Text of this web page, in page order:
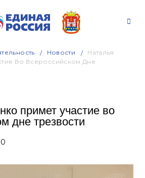
Новости
Наталья
Во Всероссийском Дне
примет участие во
дне трезвости